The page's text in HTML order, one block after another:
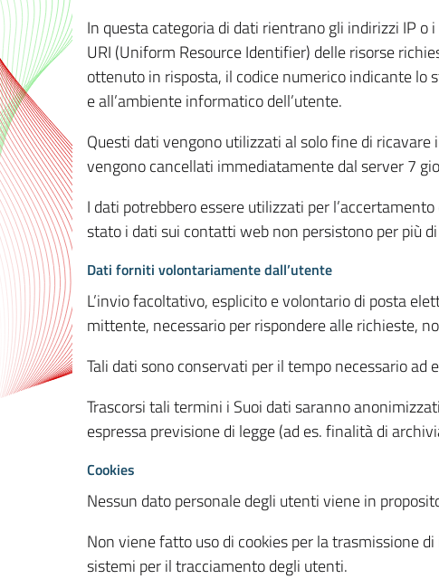
In questa categoria di dati rientrano gli indirizzi IP
URI (Uniform Resource Identifier) delle risorse
ottenuto in risposta, il codice numerico indicante lo
e all’ambiente informatico dell’utente.
Questi dati vengono utilizzati al solo fine di
vengono cancellati immediatamente dal server 7
I dati potrebbero essere utilizzati per
stato i dati sui contatti web non persistono per più
Dati forniti volontariamente dall’utente
L’invio facoltativo, esplicito e volontario di posta
mittente, necessario per rispondere alle richieste,
Tali dati sono conservati per il tempo necessario ad
Trascorsi tali termini i Suoi dati saranno
espressa previsione di legge (ad es. finalità di
Cookies
Nessun dato personale degli utenti viene in
Non viene fatto uso di cookies per la trasmissione
sistemi per il tracciamento degli utenti.